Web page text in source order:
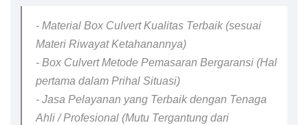
- Material Box Culvert Kualitas Terbaik (sesuai
Materi Riwayat Ketahanannya)
- Box Culvert Metode Pemasaran Bergaransi (Hal
pertama dalam Prihal Situasi)
- Jasa Pelayanan yang Terbaik dengan Tenaga
Ahli / Profesional (Mutu Tergantung dari